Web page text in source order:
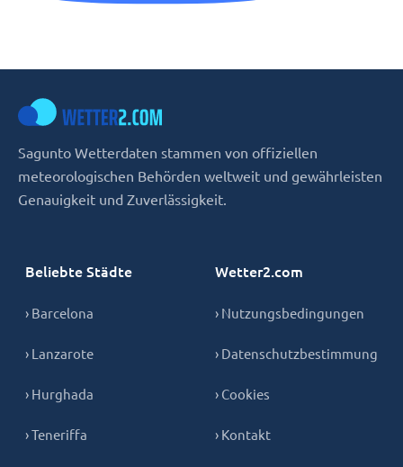
Sagunto Wetterdaten stammen von offiziellen
meteorologischen Behörden weltweit und gewährleisten
Genauigkeit und Zuverlässigkeit.
Beliebte Städte
› Barcelona
› Lanzarote
› Hurghada
› Teneriffa
Wetter2.com
› Nutzungsbedingungen
› Datenschutzbestimmung
› Cookies
› Kontakt